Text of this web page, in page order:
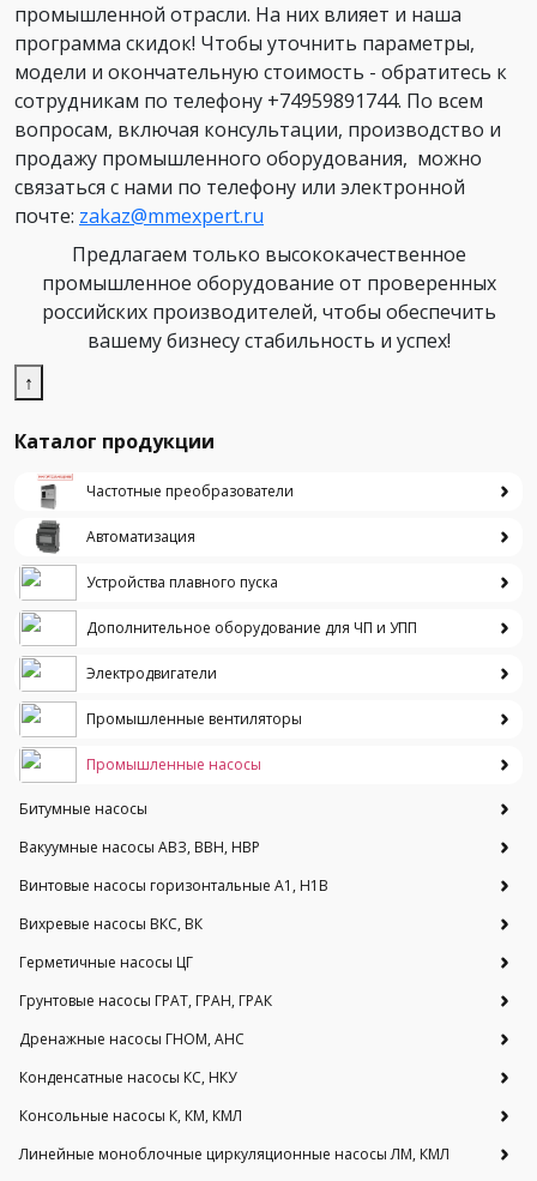
промышленной отрасли. На них влияет и наша
программа скидок! Чтобы уточнить параметры,
модели и окончательную стоимость - обратитесь к
сотрудникам по телефону +74959891744. По всем
вопросам, включая консультации, производство и
продажу промышленного оборудования, можно
связаться с нами по телефону или электронной
почте: zakaz@mmexpert.ru
Предлагаем только высококачественное
промышленное оборудование от проверенных
российских производителей, чтобы обеспечить
вашему бизнесу стабильность и успех!
↑
Каталог продукции
Частотные преобразователи
Автоматизация
Устройства плавного пуска
Дополнительное оборудование для ЧП и УПП
Электродвигатели
Промышленные вентиляторы
Промышленные насосы
Битумные насосы
Вакуумные насосы АВЗ, ВВН, НВР
Винтовые насосы горизонтальные А1, Н1В
Вихревые насосы ВКС, ВК
Герметичные насосы ЦГ
Грунтовые насосы ГРАТ, ГРАН, ГРАК
Дренажные насосы ГНОМ, АНС
Конденсатные насосы КС, НКУ
Консольные насосы К, КМ, КМЛ
Линейные моноблочные циркуляционные насосы ЛМ, КМЛ